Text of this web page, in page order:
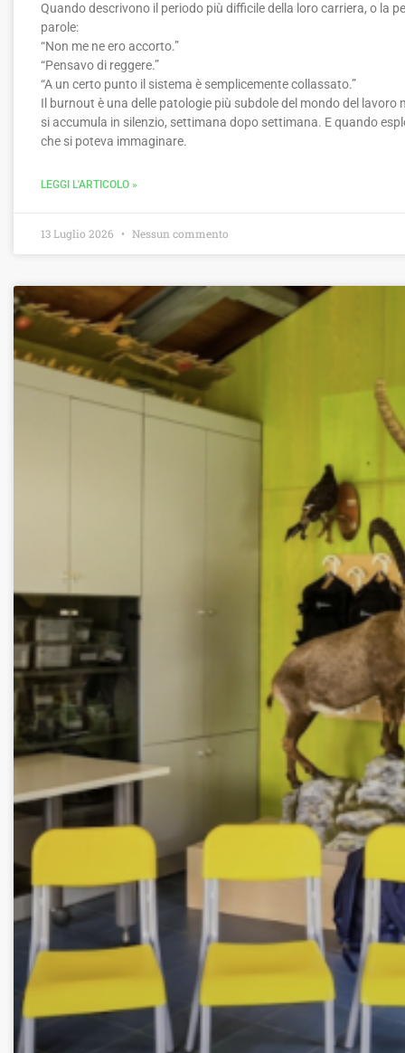
Quando descrivono il periodo più difficile della loro carriera, o la
parole:
“Non me ne ero accorto.”
“Pensavo di reggere.”
“A un certo punto il sistema è semplicemente collassato.”
Il burnout è una delle patologie più subdole del mondo del
si accumula in silenzio, settimana dopo settimana. E quando
che si poteva immaginare.
LEGGI L'ARTICOLO »
13 Luglio 2026 Nessun commento